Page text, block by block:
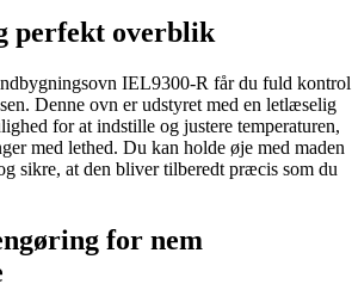
perfekt overblik
IEL9300-R får du fuld kontrol
Denne ovn er udstyret med en letlæselig
for at indstille og justere temperaturen,
med lethed. Du kan holde øje med maden
sikre, at den bliver tilberedt præcis som du
for nem